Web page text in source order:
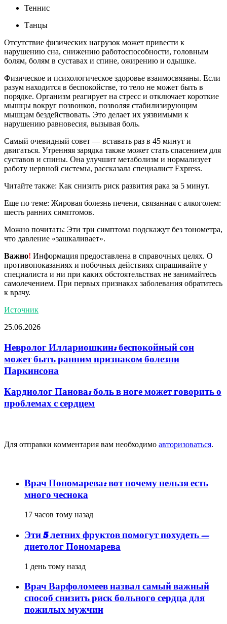
Теннис
Танцы
Отсутствие физических нагрузок может привести к
нарушению сна, снижению работоспособности, головным
болям, болям в суставах и спине, ожирению и одышке.
Физическое и психологическое здоровье взаимосвязаны. Если
разум находится в беспокойстве, то тело не может быть в
порядке. Организм реагирует на стресс и отключает короткие
мышцы вокруг позвонков, позволяя стабилизирующим
мышцам бездействовать. Это делает их уязвимыми к
нарушению равновесия, вызывая боль.
Самый очевидный совет — вставать раз в 45 минут и
двигаться. Утренняя зарядка также может стать спасением для
суставов и спины. Она улучшит метаболизм и нормализует
работу нервной системы, рассказала специалист Express.
Читайте также: Как снизить риск развития рака за 5 минут.
Еще по теме: Жировая болезнь печени, связанная с алкоголем:
шесть ранних симптомов.
Можно почитать: Эти три симптома подскажут без тонометра,
что давление «зашкаливает».
Важно! Информация предоставлена в справочных целях. О
противопоказаниях и побочных действиях спрашивайте у
специалиста и ни при каких обстоятельствах не занимайтесь
самолечением. При первых признаках заболевания обратитесь
к врачу.
Источник
25.06.2026
Невролог Иллариошкин: беспокойный сон
может быть ранним признаком болезни
Паркинсона
Кардиолог Панова: боль в ноге может говорить о
проблемах с сердцем
Для отправки комментария вам необходимо авторизоваться.
Врач Пономарева: вот почему нельзя есть
много чеснока
17 часов тому назад
Эти 5 летних фруктов помогут похудеть —
диетолог Пономарева
1 день тому назад
Врач Варфоломеев назвал самый важный
способ снизить риск больного сердца для
пожилых мужчин